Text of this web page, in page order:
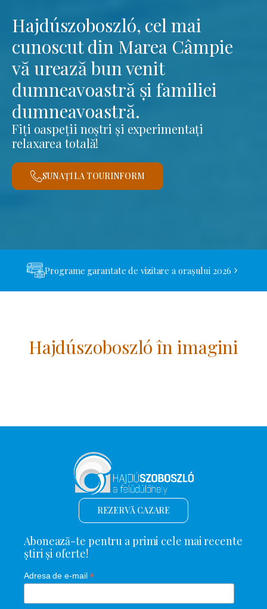
Hajdúszoboszló, cel mai
cunoscut din Marea Câmpie
vă urează bun venit
dumneavoastră și familiei
dumneavoastră.
Fiți oaspeții noștri și experimentați
relaxarea totală!
SUNAȚI LA TOURINFORM
Programe garantate de vizitare a orașului 2026
Hajdúszoboszló în imagini
REZERVĂ CAZARE
Abonează-te pentru a primi cele mai recente
știri și oferte!
Adresa de e-mail*